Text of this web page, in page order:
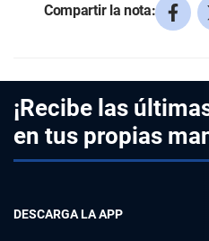
Compartir la nota:
¡Recibe las
en tus propias
DESCARGA LA APP